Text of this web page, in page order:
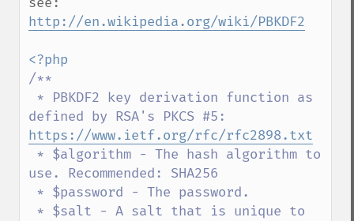
http://en.wikipedia.org/wiki/PBKDF2
/**
https://www.ietf.org/rfc/rfc2898.txt
use. Recommended: SHA256